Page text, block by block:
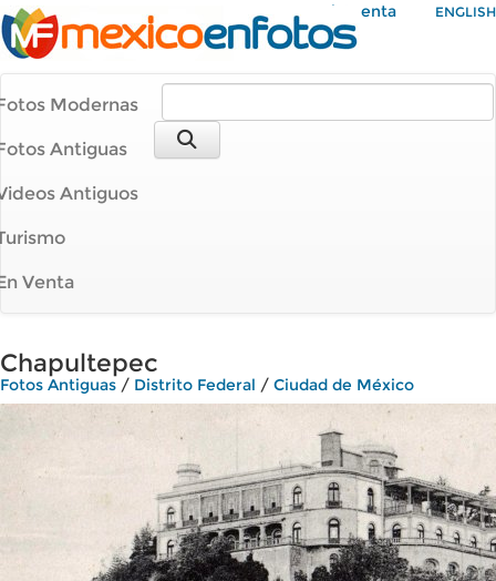
Mi Cuenta ENGLISH
Modernas
Antiguas
Antiguos
Venta
Chapultepec
Fotos Antiguas / Distrito Federal / Ciudad de México